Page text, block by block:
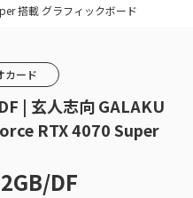
搭載 グラフィックボード
カード
| 玄人志向 GALAKU
RTX 4070 Super
DF